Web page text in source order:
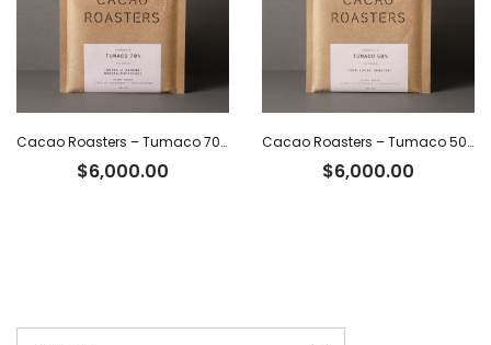
Cacao Roasters – Tumaco 70% x 40 g
$6,000.00
Cacao Roasters – Tumaco 50% c/leche vegetal
$6,000.00